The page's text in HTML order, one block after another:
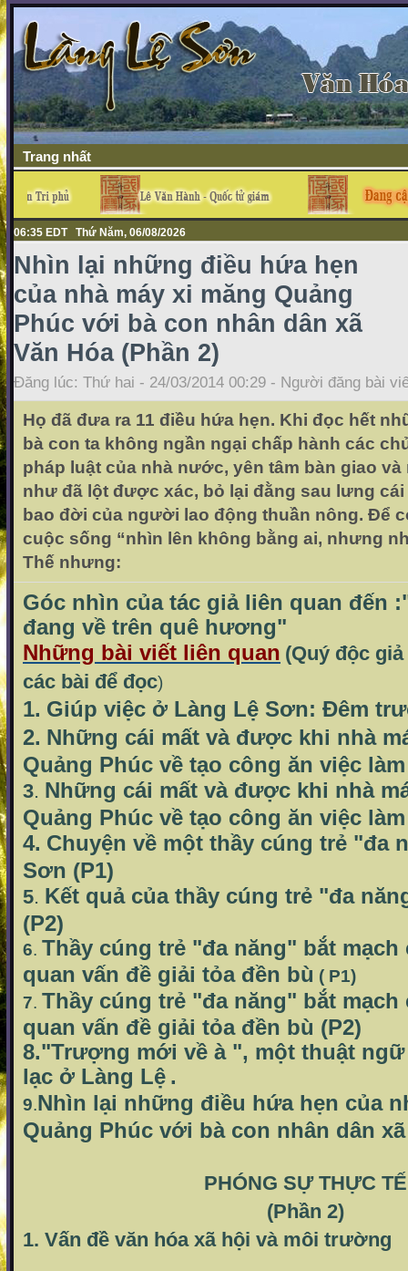
Trang nhất
06:35 EDT Thứ Năm, 06/08/2026
Nhìn lại những điều hứa hẹn
của nhà máy xi măng Quảng
Phúc với bà con nhân dân xã
Văn Hóa (Phần 2)
Đăng lúc: Thứ hai - 24/03/2014 00:29 - Người đăng bài
Họ đã đưa ra 11 điều hứa hẹn. Khi đọc hết
bà con ta không ngần ngại chấp hành các
pháp luật của nhà nước, yên tâm bàn giao
như đã lột được xác, bỏ lại đằng sau lưng cái
bao đời của người lao động thuần nông. Để
cuộc sống “nhìn lên không bằng ai, nhưng
Thế nhưng:
Góc nhìn của tác giả liên quan đến
đang về trên quê hương"
Những bài viết liên quan (Quý độc
các bài để đọc)
1. Giúp việc ở Làng Lệ Sơn: Đêm
2. Những cái mất và được khi nhà
Quảng Phúc về tạo công ăn việc
3. Những cái mất và được khi nhà
Quảng Phúc về tạo công ăn việc
4. Chuyện về một thầy cúng trẻ "đa
Sơn (P1)
5. Kết quả của thầy cúng trẻ "đa
(P2)
6. Thầy cúng trẻ "đa năng" bắt
quan vấn đề giải tỏa đền bù ( P1)
7. Thầy cúng trẻ "đa năng" bắt
quan vấn đề giải tỏa đền bù (P2)
8."Trượng mới về à ", một thuật
lạc ở Làng Lệ .
9.Nhìn lại những điều hứa hẹn của
Quảng Phúc với bà con nhân dân
PHÓNG SỰ THỰC TẾ
(Phần 2)
1. Vấn đề văn hóa xã hội và môi trường